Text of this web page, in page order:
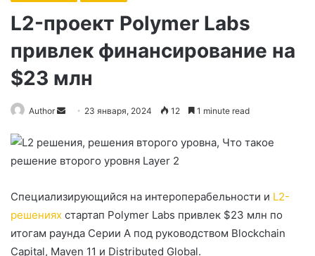
L2-проект Polymer Labs
привлек финансирование на
$23 млн
Author
Send
email
23 января, 2024 12 1 minute read
Специализирующийся на интероперабельности и L2-
решениях стартап Polymer Labs привлек $23 млн по
итогам раунда Серии А под руководством Blockchain
Capital, Maven 11 и Distributed Global.